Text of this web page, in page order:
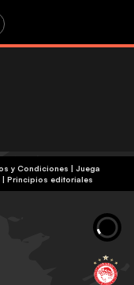
| Principios editoriales